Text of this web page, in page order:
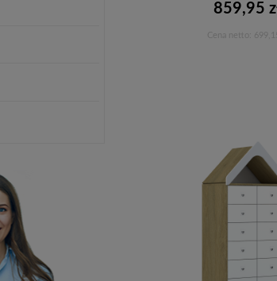
859,95